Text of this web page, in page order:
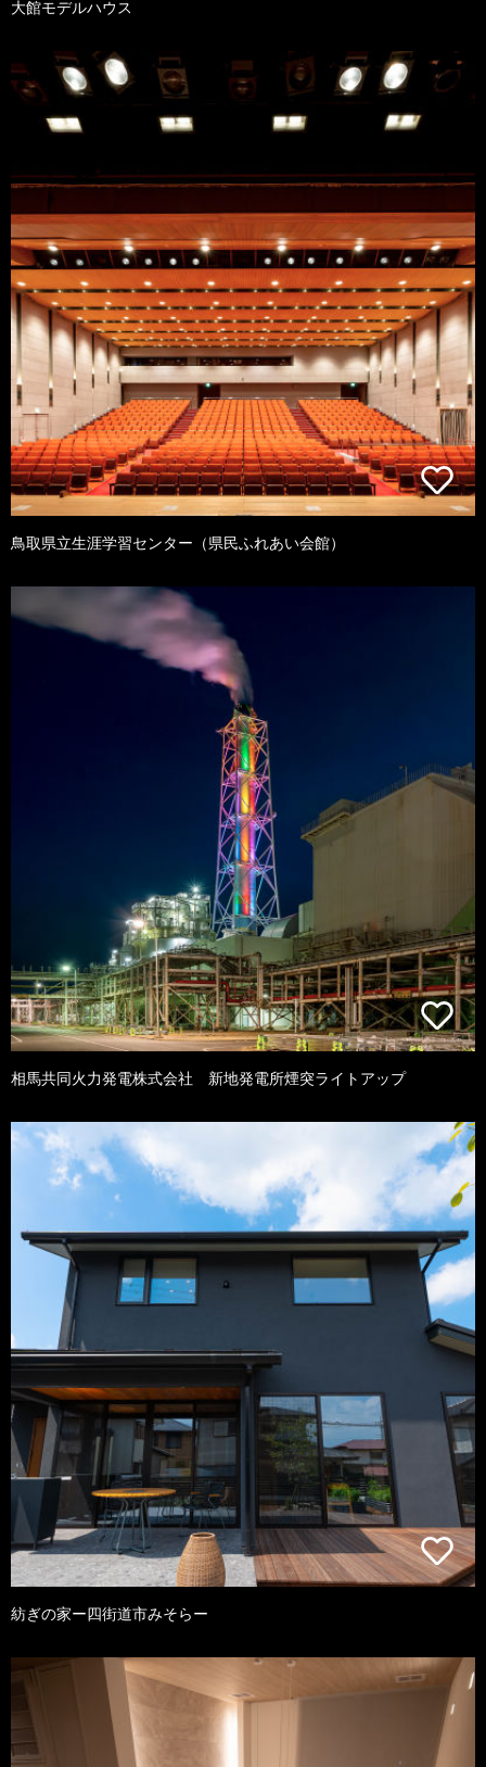
大館モデルハウス
鳥取県立生涯学習センター（県民ふれあい会館）
相馬共同火力発電株式会社 新地発電所煙突ライトアップ
紡ぎの家ー四街道市みそらー